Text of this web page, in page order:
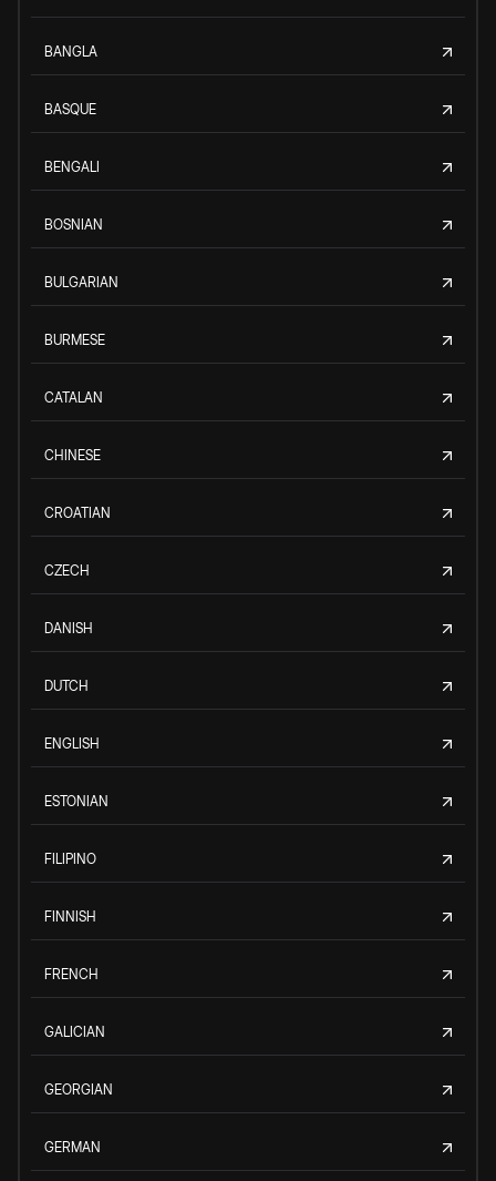
BANGLA
BASQUE
BENGALI
BOSNIAN
BULGARIAN
BURMESE
CATALAN
CHINESE
CROATIAN
CZECH
DANISH
DUTCH
ENGLISH
ESTONIAN
FILIPINO
FINNISH
FRENCH
GALICIAN
GEORGIAN
GERMAN